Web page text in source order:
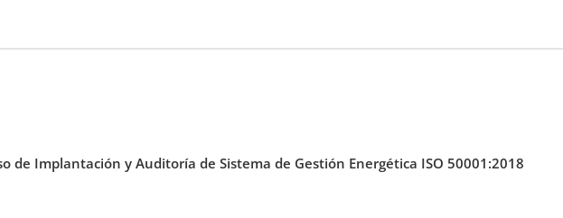
de Implantación y Auditoría de Sistema de Gestión Energética ISO 50001:2018